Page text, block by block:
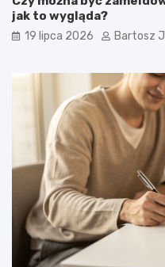
jak to wygląda?
19 lipca 2026 Bartosz